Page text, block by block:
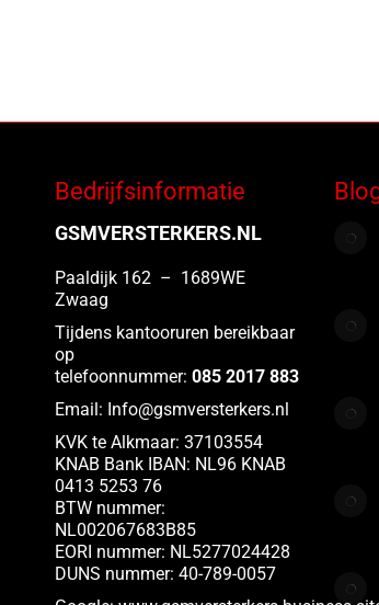
Bedrijfsinformatie
GSMVERSTERKERS.NL
Paaldijk 162 – 1689WE
Zwaag
Tijdens kantooruren bereikbaar
op
telefoonnummer: 085 2017 883
Email: Info@gsmversterkers.nl
KVK te Alkmaar: 37103554
KNAB Bank IBAN: NL96 KNAB
0413 5253 76
BTW nummer:
NL002067683B85
EORI nummer: NL5277024428
DUNS nummer: 40-789-0057